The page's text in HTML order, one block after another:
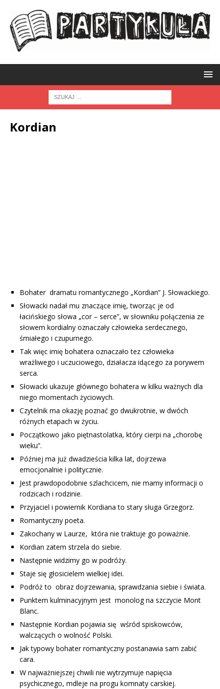
Kordian
Bohater dramatu romantycznego „Kordian” J. Słowackiego.
Słowacki nadał mu znaczące imię, tworząc je od
łacińskiego słowa „cor – serce”, w słowniku połączenia ze
słowem kordialny oznaczały człowieka serdecznego,
śmiałego i czupurnego.
Tak więc imię bohatera oznaczało tez człowieka
wrażliwego i uczuciowego, działacza idącego za porywem
serca.
Słowacki ukazuje głównego bohatera w kilku ważnych dla
niego momentach życiowych.
Czytelnik ma okazję poznać go dwukrotnie, w dwóch
różnych etapach w życiu.
Początkowo jako piętnastolatka, który cierpi na „chorobę
wieku”.
Później ma już dwadzieścia kilka lat, dojrzewa
emocjonalnie i politycznie.
Jest prawdopodobnie szlachcicem, nie mamy informacji o
rodzicach i rodzinie.
Przyjaciel i powiernik Kordiana to stary sługa Grzegorz.
Romantyczny poeta.
Zakochany w Laurze, która nie traktuje go poważnie.
Kordian zatem strzela do siebie.
Następnie widzimy go w podróży.
Staje się głosicielem wielkiej idei.
Podróż to obraz dojrzewania, sprawdzania siebie i świata.
Punktem kulminacyjnym jest monolog na szczycie Mont
Blanc.
Następnie Kordian pojawia się wśród spiskowców,
walczących o wolność Polski.
Jak typowy bohater romantyczny postanawia sam zabić
cara.
W najważniejszej chwili nie wytrzymuje napięcia
psychicznego, mdleje na progu komnaty carskiej.